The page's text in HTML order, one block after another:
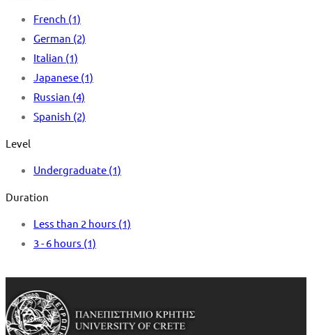
French (1)
German (2)
Italian (1)
Japanese (1)
Russian (4)
Spanish (2)
Level
Undergraduate (1)
Duration
Less than 2 hours (1)
3 - 6 hours (1)